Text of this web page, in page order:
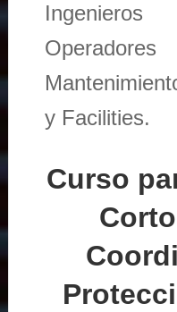
y Facilities.
Curso